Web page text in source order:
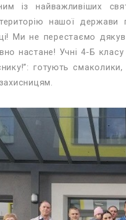
із найважливіших
нашої держави
Ми не перестаємо
настане! Учні 4-Б
готують